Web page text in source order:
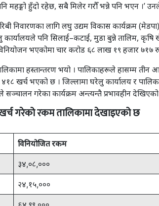
पनि महङ्गो हुँदो रहेछ, सबै मिलेर गरौँ भन्ने पनि भएन
निवारणका लागि लघु उद्यम विकास कार्यक्रम
पनि सिलाई–कटाई, मुडा बुन्ने तालिम,
भएकोमा चार करोड ६८ लाख १९ हजार ७१७
हस्तान्तरण भयो । पालिकाहरूले हासम्म तीन
खर्च भएको छ । जिल्लामा घरेलु कार्यालय र
गरेका कार्यक्रम अन्त्यन्तै प्रभावहीन
गरेको रकम तालिकामा देखाइएको छ
विनियोजित रकम
३४,०८,०००
२४,१५,०००